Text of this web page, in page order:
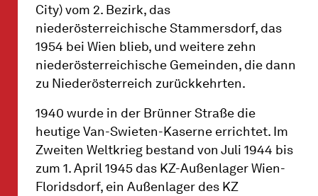
City) vom 2. Bezirk, das
niederösterreichische Stammersdorf, das
1954 bei Wien blieb, und weitere zehn
niederösterreichische Gemeinden, die dann
zu Niederösterreich zurückkehrten.
1940 wurde in der Brünner Straße die
heutige Van-Swieten-Kaserne errichtet. Im
Zweiten Weltkrieg bestand von Juli 1944 bis
zum 1. April 1945 das KZ-Außenlager Wien-
Floridsdorf, ein Außenlager des KZ